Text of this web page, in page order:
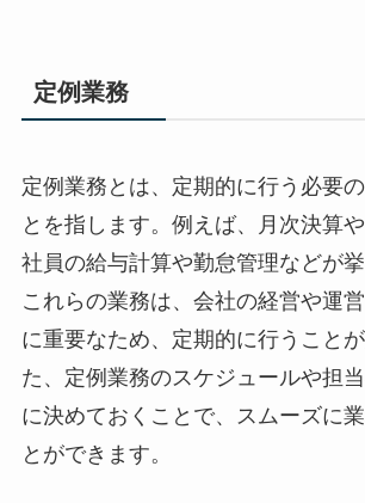
定例業務
定例業務とは、定期的に行う必要
とを指します。例えば、月次決算や
社員の給与計算や勤怠管理などが挙
これらの業務は、会社の経営や運
に重要なため、定期的に行うこと
た、定例業務のスケジュールや担
に決めておくことで、スムーズに
とができます。